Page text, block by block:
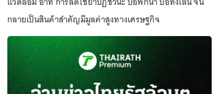
กลายเป็นสินค้าสำคัญมีมูลค่าสูงทางเศรษฐกิจ